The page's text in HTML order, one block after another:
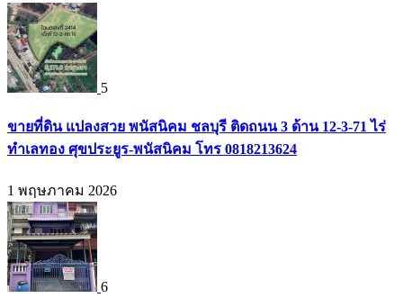
5
ขายที่ดิน แปลงสวย พนัสนิคม ชลบุรี ติดถนน 3 ด้าน 12-3-71 ไร่
ทำเลทอง ศุขประยูร-พนัสนิคม โทร 0818213624
1 พฤษภาคม 2026
6